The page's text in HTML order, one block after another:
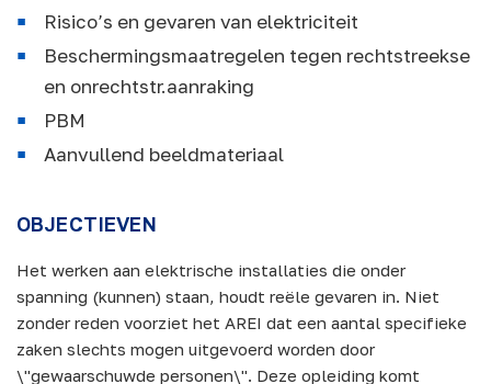
Risico’s en gevaren van elektriciteit
Beschermingsmaatregelen tegen rechtstreekse
en onrechtstr.aanraking
PBM
Aanvullend beeldmateriaal
OBJECTIEVEN
Het werken aan elektrische installaties die onder
spanning (kunnen) staan, houdt reële gevaren in. Niet
zonder reden voorziet het AREI dat een aantal specifieke
zaken slechts mogen uitgevoerd worden door
\"gewaarschuwde personen\". Deze opleiding komt